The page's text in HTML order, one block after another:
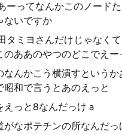
ーってなんかこのノード
ないですか
タミヨさんだけじゃなく
のああのやつのどこでえー
なんかこう横潰すという
昭和で言うとあのえっと
えっと8なんだっけ a
がなポテチンの所なんだっ